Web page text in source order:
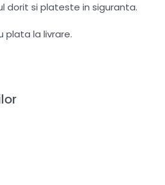
dorit si plateste in siguranta.
plata la livrare.